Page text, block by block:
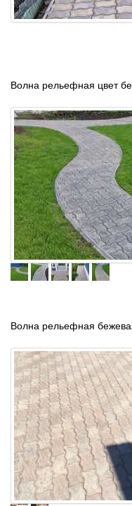
Волна рельефная цвет
Волна рельефная